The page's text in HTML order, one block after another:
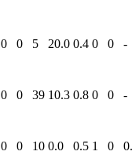
0 0 5 20.0 0.4 0 0
-
0 0 39 10.3 0.8 0 0
-
0 0 10 0.0 0.5 1 0